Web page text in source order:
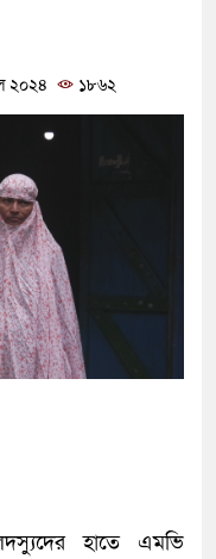
২০২৪
১৮৬২
হাতে এমভি